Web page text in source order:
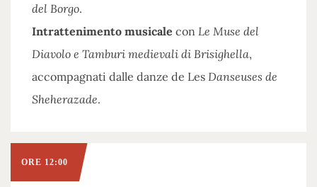
del Borgo.
Intrattenimento musicale con Le Muse del
Diavolo e Tamburi medievali di Brisighella,
accompagnati dalle danze de Les Danseuses de
Sheherazade.
ORE 12:00